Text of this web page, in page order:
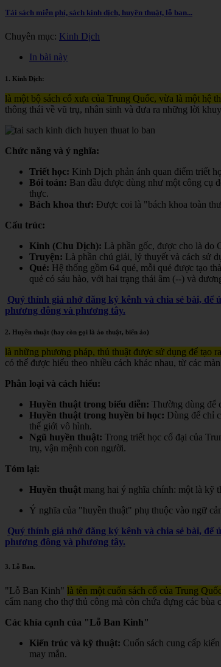
Tải sách miễn phí, sách kinh dịch, huyền thuật, lỗ ban...
Chuyên mục: Kinh Dịch
In bài này
1. Kinh Dịch:
là một bộ sách cổ xưa của Trung Quốc, vừa là một hệ
thông thái về vũ trụ, nhân sinh và đưa ra những lời
Chức năng và ý nghĩa:
Triết học: Kinh Dịch phản ánh quan điểm triết
Bói toán: Ban đầu được dùng như một công cụ
thực.
Bách khoa thư: Được coi là "bách khoa toàn
Cấu trúc:
Kinh (Chu Dịch): Là phần gốc, được cho là do
Truyện: Là phần chú giải, lý thuyết và cách sử
Quẻ: Hệ thống gồm 64 quẻ, mỗi quẻ được tạo
quẻ có sáu hào, với hai trạng thái âm (--) và
Quý thính giả nhớ đăng ký kênh và chia sẻ bài,
phương đông và phương tây.
2. Huyền thuật (hay còn gọi là ảo thuật, biến ảo)
là những phương pháp, thủ thuật được sử dụng để tạo
có thể được hiểu theo nhiều cách khác nhau, từ các
Phân loại và cách hiểu:
Huyền thuật trong biểu diễn: Thường dùng để
Huyền thuật trong huyền bí học: Dùng để chỉ
thế giới vô hình.
Ngũ huyền thuật: Trong triết học cổ đại của
trụ, vận mệnh con người.
Tóm lại:
Huyền thuật mang hai ý nghĩa chính: một là kỹ
Ý nghĩa của "huyền thuật" phụ thuộc vào ngữ
Quý thính giả nhớ đăng ký kênh và chia sẻ bài,
phương đông và phương tây.
3. Lỗ Ban.
"Lỗ Ban Kinh" là tên một cuốn sách cổ của Trung
cẩm nang cho thợ thủ công mà còn chứa đựng các
Các khía cạnh của "Lỗ Ban Kinh"
Kiến trúc và kỹ thuật: Cuốn sách cung cấp
may mắn.